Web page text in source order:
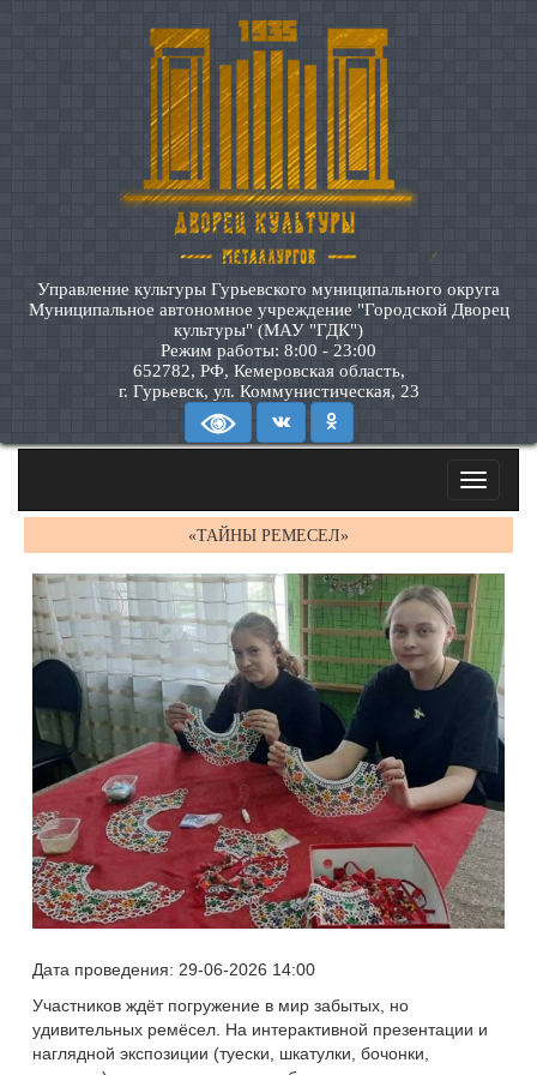
Управление культуры Гурьевского муниципального округа
Муниципальное автономное учреждение "Городской Дворец
культуры" (МАУ "ГДК")
Режим работы: 8:00 - 23:00
652782, РФ, Кемеровская область,
г. Гурьевск, ул. Коммунистическая, 23
Toggle
«ТАЙНЫ РЕМЕСЕЛ»
Дата проведения: 29-06-2026 14:00
Участников ждёт погружение в мир забытых, но
удивительных ремёсел. На интерактивной презентации и
наглядной экспозиции (туески, шкатулки, бочонки,